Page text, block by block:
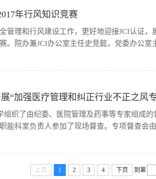
年行风知识竞赛
管理和行风建设工作，更好地迎接JCI认证
。院办兼JCI办公室主任史竞懿，党委办公
“加强医疗管理和纠正行业不正之风
组织了由纪委、医院管理及药事等专家组成
能科室负责人参加了现场督查。专项督查会
上页 1 2 3 4 下页 到第